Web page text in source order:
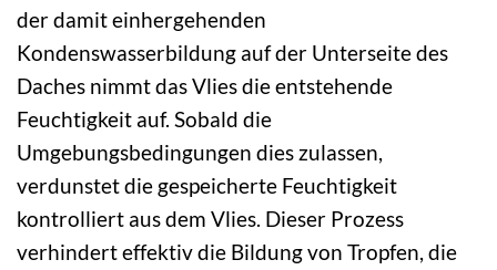
der damit einhergehenden
Kondenswasserbildung auf der Unterseite des
Daches nimmt das Vlies die entstehende
Feuchtigkeit auf. Sobald die
Umgebungsbedingungen dies zulassen,
verdunstet die gespeicherte Feuchtigkeit
kontrolliert aus dem Vlies. Dieser Prozess
verhindert effektiv die Bildung von Tropfen, die